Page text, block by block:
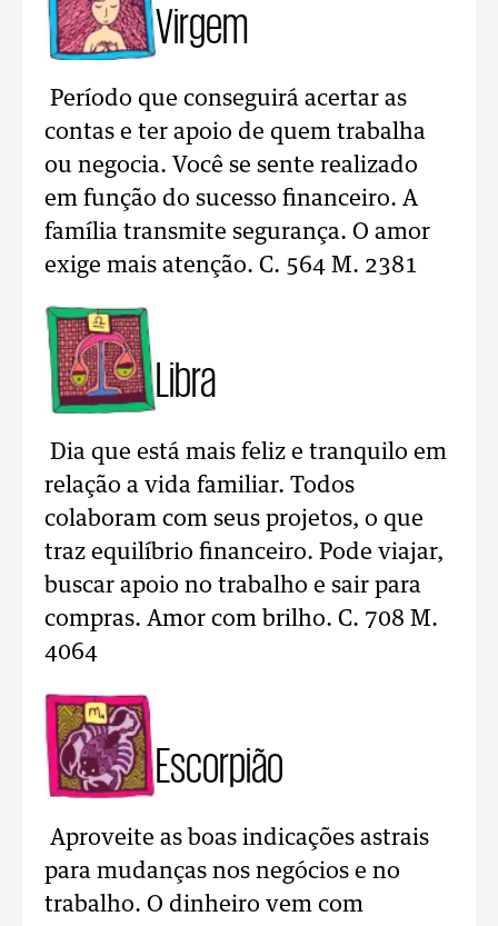
Virgem
Período que conseguirá acertar as
contas e ter apoio de quem trabalha
ou negocia. Você se sente realizado
em função do sucesso financeiro. A
família transmite segurança. O amor
exige mais atenção. C. 564 M. 2381
Libra
Dia que está mais feliz e tranquilo em
relação a vida familiar. Todos
colaboram com seus projetos, o que
traz equilíbrio financeiro. Pode viajar,
buscar apoio no trabalho e sair para
compras. Amor com brilho. C. 708 M.
4064
Escorpião
Aproveite as boas indicações astrais
para mudanças nos negócios e no
trabalho. O dinheiro vem com